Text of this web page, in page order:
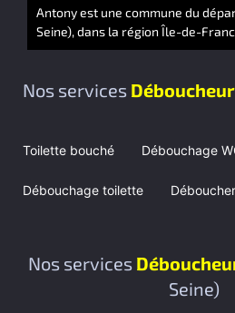
Nos services
Toilette bouché Débouchage
Débouchage toilette
Nos services
Seine)
Antony est une commune du
Seine), dans la région Île-de-